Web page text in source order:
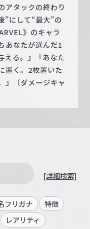
アタックの終わり
”にして“最大”の
》のキャラ
あなたが選んだ1
える。』『あなた
置く。2枚置いた
』（ダメージキャ
[詳細検索]
フリガナ
特徴
レアリティ